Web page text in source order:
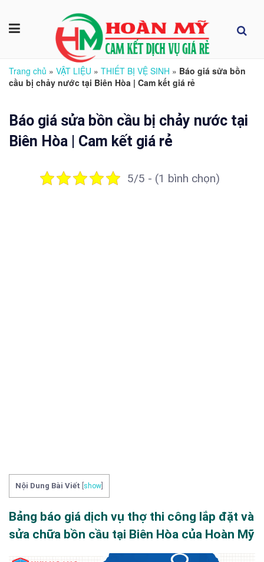
Trang chủ » VẬT LIỆU » THIẾT BỊ VỆ SINH » Báo giá sửa bồn
cầu bị chảy nước tại Biên Hòa | Cam kết giá rẻ
Báo giá sửa bồn cầu bị chảy nước tại
Biên Hòa | Cam kết giá rẻ
5/5 - (1 bình chọn)
Nội Dung Bài Viết show
Bảng báo giá dịch vụ thợ thi công lắp đặt và
sửa chữa bồn cầu tại Biên Hòa của Hoàn Mỹ